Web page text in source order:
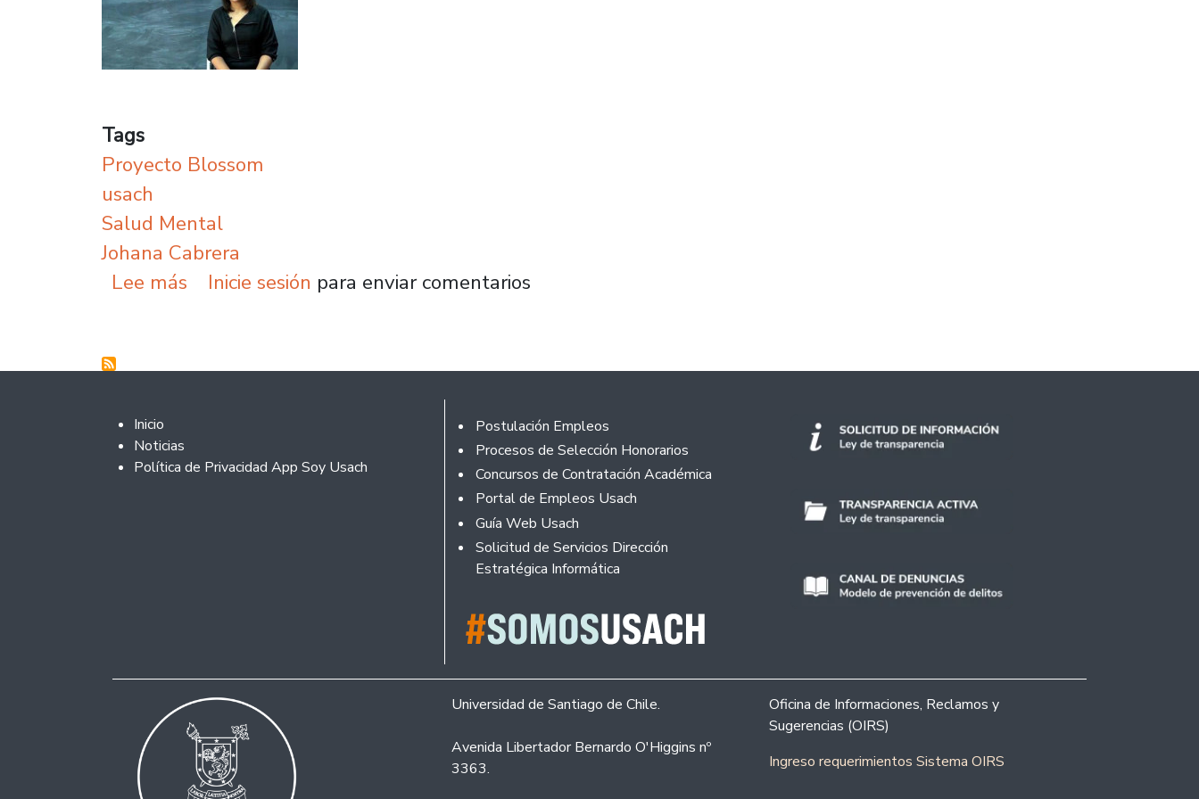
Tags
Proyecto Blossom
usach
Salud Mental
Johana Cabrera
Lee más sobre I+E Usach: Conoce la historia de Blossom, una plataforma que busca mejorar tu salud mental
Inicie sesión para enviar comentarios
Footer 2
Inicio
Noticias
Política de Privacidad App Soy Usach
Footer
Postulación Empleos
Procesos de Selección Honorarios
Concursos de Contratación Académica
Portal de Empleos Usach
Guía Web Usach
Solicitud de Servicios Dirección
Estratégica Informática
Universidad de Santiago de Chile.
Avenida Libertador Bernardo O'Higgins nº
3363.
Oficina de Informaciones, Reclamos y
Sugerencias (OIRS)
Ingreso requerimientos Sistema OIRS